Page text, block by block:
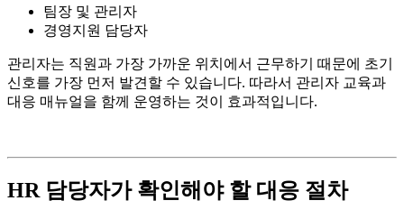
팀장 및 관리자
경영지원 담당자
관리자는 직원과 가장 가까운 위치에서 근무하기 때문에 초기
신호를 가장 먼저 발견할 수 있습니다. 따라서 관리자 교육과
대응 매뉴얼을 함께 운영하는 것이 효과적입니다.
HR 담당자가 확인해야 할 대응 절차